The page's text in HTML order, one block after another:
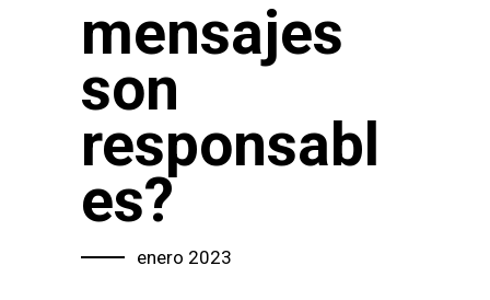
mensajes
son
responsabl
es?
enero 2023